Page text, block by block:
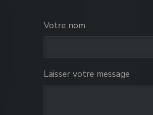
Votre nom
Laisser votre message